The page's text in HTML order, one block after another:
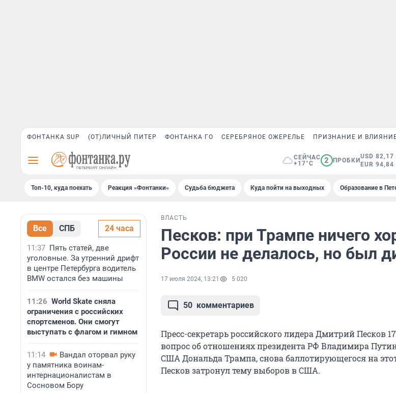
ФОНТАНКА SUP (ОТ)ЛИЧНЫЙ ПИТЕР ФОНТАНКА ГО СЕРЕБРЯНОЕ ОЖЕРЕЛЬЕ ПРИЗНАНИЕ И
СЕЙЧАС
+17°C
2 ПРОБКИ
USD 82,17
EUR 94,84
Топ-10, куда поехать Реакция «Фонтанки» Судьба бюджета Куда пойти на выходных Образование в
Все СПБ 24 часа
11:37 Пять статей, две
уголовные. За утренний дрифт
в центре Петербурга водитель
BMW остался без машины
11:26 World Skate сняла
ограничения с российских
спортсменов. Они смогут
выступать с флагом и гимном
11:14
Вандал оторвал руку
у памятника воинам-
интернационалистам в
Сосновом Бору
ВЛАСТЬ
Песков: при Трампе ничего
России не делалось, но был
17 июля 2024, 13:21 5 020
50 комментариев
Пресс-секретарь российского лидера Дмитрий Песков
вопрос об отношениях президента РФ Владимира
США Дональда Трампа, снова баллотирующегося на
Песков затронул тему выборов в США.